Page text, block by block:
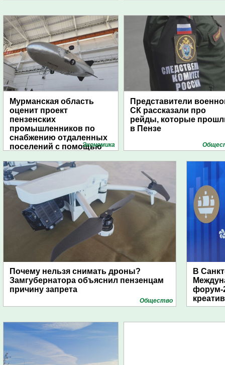
Мурманская область
оценит проект
пензенских
промышленников по
снабжению отдаленных
поселений с помощью
Экономика
Представители
СК рассказали про
рейды, которые
в Пензе
Почему нельзя снимать дроны?
Замгубернатора объяснил пензенцам
причину запрета
Общество
В
форум-